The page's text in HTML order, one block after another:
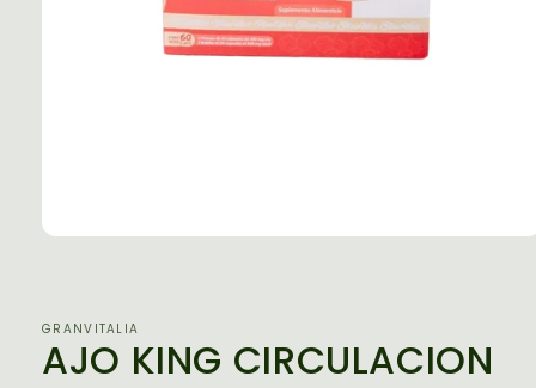
una
ventana
modal
GRANVITALIA
AJO KING CIRCULACION